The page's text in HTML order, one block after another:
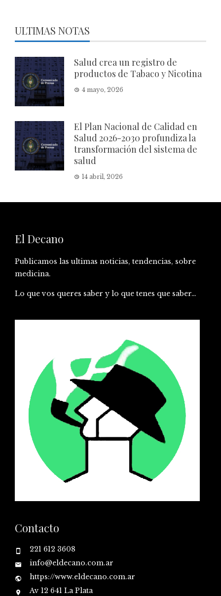
ULTIMAS NOTAS
Salud crea un registro de
productos de Tabaco y Nicotina
4 mayo, 2026
El Plan Nacional de Calidad en
Salud 2026-2030 profundiza la
transformación del sistema de
salud
14 abril, 2026
El Decano
Publicamos las ultimas noticias, tendencias, sobre
medicina.
Lo que vos queres saber y lo que tenes que saber…
Contacto
221 612 3608
info@eldecano.com.ar
https://www.eldecano.com.ar
Av 12 641 La Plata